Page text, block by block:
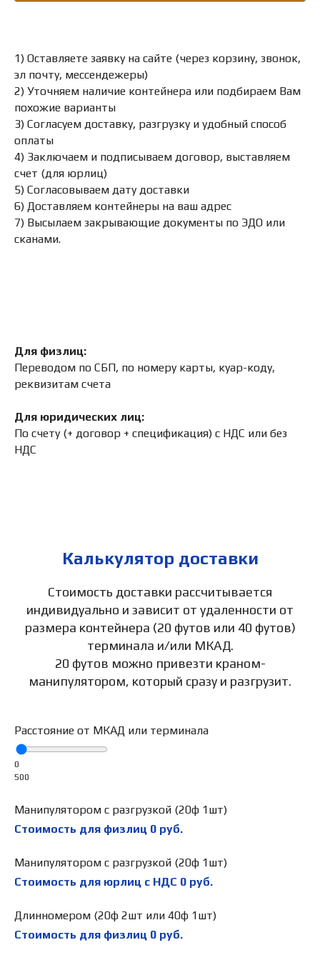
1) Оставляете заявку на сайте (через корзину, звонок,
эл почту, мессендежеры)
2) Уточняем наличие контейнера или подбираем Вам
похожие варианты
3) Согласуем доставку, разгрузку и удобный способ
оплаты
4) Заключаем и подписываем договор, выставляем
счет (для юрлиц)
5) Согласовываем дату доставки
6) Доставляем контейнеры на ваш адрес
7) Высылаем закрывающие документы по ЭДО или
сканами.
Для физлиц:
Переводом по СБП, по номеру карты, куар-коду,
реквизитам счета
Для юридических лиц:
По счету (+ договор + спецификация) с НДС или без
НДС
Калькулятор доставки
Стоимость доставки рассчитывается
индивидуально и зависит от удаленности от
размера контейнера (20 футов или 40 футов)
терминала и/или МКАД.
20 футов можно привезти краном-
манипулятором, который сразу и разгрузит.
Расстояние от МКАД или терминала
0
500
Манипулятором с разгрузкой (20ф 1шт)
Стоимость для физлиц 0 руб.
Манипулятором с разгрузкой (20ф 1шт)
Стоимость для юрлиц с НДС 0 руб.
Длинномером (20ф 2шт или 40ф 1шт)
Стоимость для физлиц 0 руб.